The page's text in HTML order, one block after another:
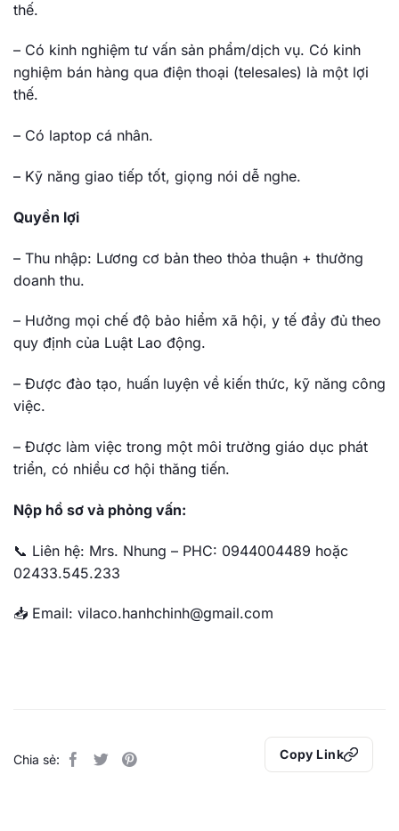
thế.
– Có kinh nghiệm tư vấn sản phẩm/dịch vụ. Có kinh
nghiệm bán hàng qua điện thoại (telesales) là một lợi
thế.
– Có laptop cá nhân.
– Kỹ năng giao tiếp tốt, giọng nói dễ nghe.
Quyền lợi
– Thu nhập: Lương cơ bản theo thỏa thuận + thưởng
doanh thu.
– Hưởng mọi chế độ bảo hiểm xã hội, y tế đầy đủ theo
quy định của Luật Lao động.
– Được đào tạo, huấn luyện về kiến thức, kỹ năng công
việc.
– Được làm việc trong một môi trường giáo dục phát
triển, có nhiều cơ hội thăng tiến.
Nộp hồ sơ và phỏng vấn:
📞 Liên hệ: Mrs. Nhung – PHC: 0944004489 hoặc
02433.545.233
📥 Email: vilaco.hanhchinh@gmail.com
Chia sẻ: Copy Link